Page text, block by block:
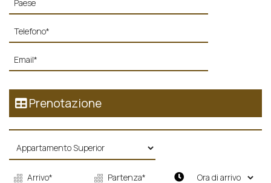
Prenotazione